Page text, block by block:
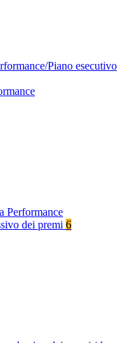
Piano esecutivo
Performance
dei premi 6